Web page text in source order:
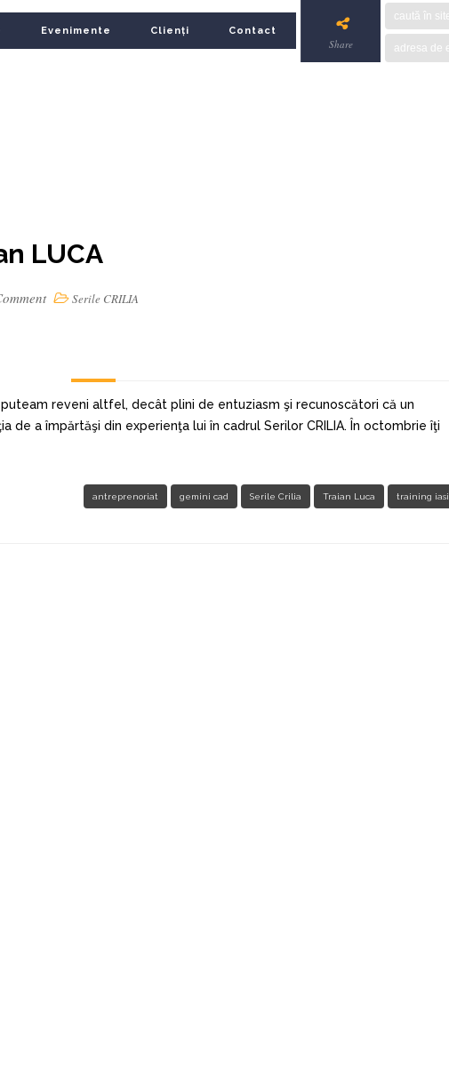
Evenimente Clienți Contact
Share
LUCA
Serile CRILIA
reveni altfel, decât plini de entuziasm şi recunoscători că un
a împărtăşi din experienţa lui în cadrul Serilor CRILIA. În octombrie îţi
antreprenoriat gemini cad Serile Crilia Traian Luca training iasi